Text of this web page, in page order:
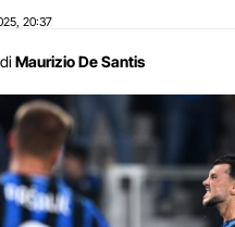
20:37
Maurizio De Santis